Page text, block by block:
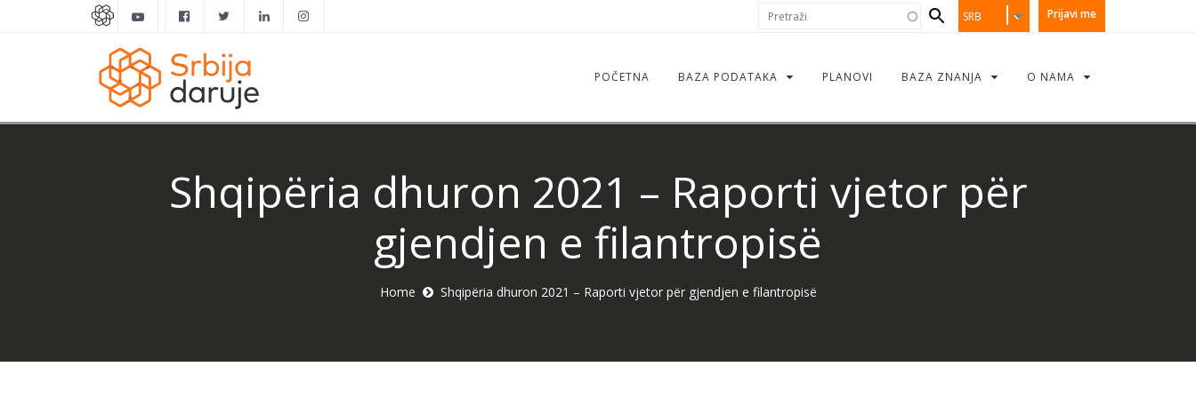
Prijavi me
SRB
Search
form
POČETNA BAZA PODATAKA PLANOVI BAZA ZNANJA O NAMA
Shqipëria dhuron 2021 – Raporti vjetor për
gjendjen e filantropisë
Home Shqipëria dhuron 2021 – Raporti vjetor për gjendjen e filantropisë